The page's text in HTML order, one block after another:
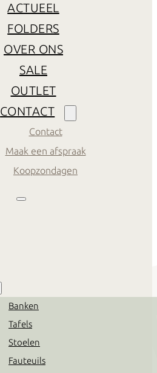
ACTUEEL
FOLDERS
OVER ONS
SALE
OUTLET
CONTACT
Contact
Maak een afspraak
Koopzondagen
Banken
Tafels
Stoelen
Fauteuils